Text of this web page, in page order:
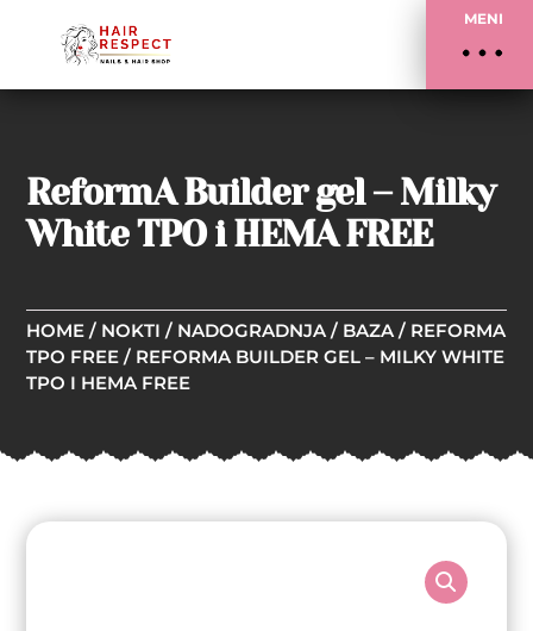
MENI
ReformA Builder gel – Milky
White TPO i HEMA FREE
HOME / NOKTI / NADOGRADNJA / BAZA / REFORMA
TPO FREE / REFORMA BUILDER GEL – MILKY WHITE
TPO I HEMA FREE